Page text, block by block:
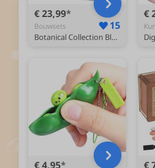
€ 23,99
Bouwsets 15
Botanical Collection Bloeiende Cactus Planten Decoratie Set 11509
€
€ 4,95 €